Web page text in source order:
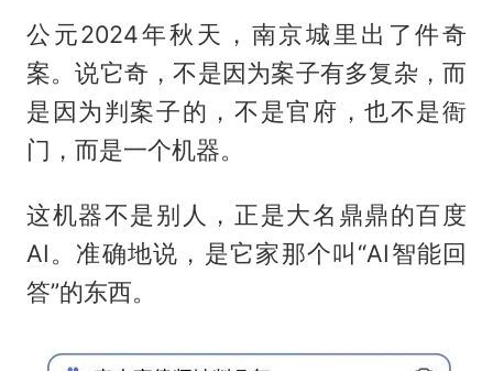
公元2024年秋天，南京城里出了件奇
案。说它奇，不是因为案子有多复杂，而
是因为判案子的，不是官府，也不是衙
门，而是一个机器。
这机器不是别人，正是大名鼎鼎的百度
AI。准确地说，是它家那个叫“AI智能回
答”的东西。